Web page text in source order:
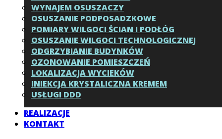
WYNAJEM OSUSZACZY
OSUSZANIE PODPOSADZKOWE
POMIARY WILGOCI ŚCIAN I PODŁÓG
OSUSZANIE WILGOCI TECHNOLOGICZNEJ
ODGRZYBIANIE BUDYNKÓW
OZONOWANIE POMIESZCZEŃ
LOKALIZACJA WYCIEKÓW
INIEKCJA KRYSTALICZNA KREMEM
USŁUGI DDD
REALIZACJE
KONTAKT